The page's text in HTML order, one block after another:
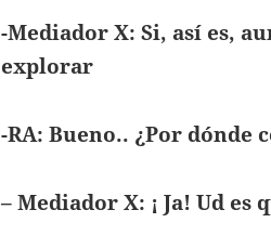
-Mediador X: Si, así es,
explorar
-RA: Bueno.. ¿Por dónde
– Mediador X: ¡ Ja! Ud